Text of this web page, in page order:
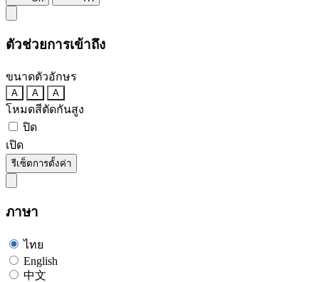
ตัวช่วยการเข้าถึง
ขนาดตัวอักษร
A A A
โหมดสีตัดกันสูง
ปิด
เปิด
รีเซ็ตการตั้งค่า
ภาษา
ไทย
English
中文